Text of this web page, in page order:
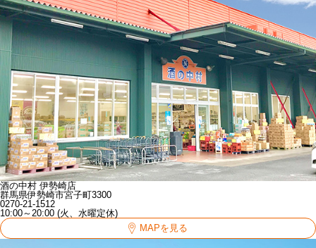
酒の中村 伊勢崎店
群馬県伊勢崎市宮子町3300
0270-21-1512
10:00～20:00 (火、水曜定休)
MAPを見る